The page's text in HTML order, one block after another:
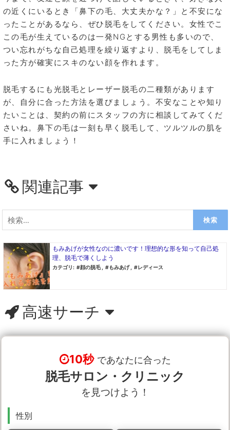
の近くにいるとき「鼻下の毛、大丈夫かな？」と不安にな
ったことがあるなら、ぜひ脱毛をしてください。女性でこ
この毛が生えているのは一発NGとする男性も多いので、
つい忘れがちな自己処理を繰り返すより、脱毛をしてしま
った方が確実にスキのない顔を作れます。
脱毛するにも光脱毛とレーザー脱毛の二種類があります
が、自分に合った方法を選びましょう。不安なことや知り
たいことは、契約の前にスタッフの方に相談してみてくだ
さいね。鼻下の毛は一刻も早く脱毛して、ツルツルの肌を
手に入れましょう！
関連記事
検
索:
もみあげが女性なのに濃いです！理想的な形を知って自己処
理、脱毛で薄くしよう
カテゴリ: 顔の脱毛 もみあげ レディース
高速サーチ
10秒 であなたに合った
脱毛サロン・クリニック
を見つけよう！
性別